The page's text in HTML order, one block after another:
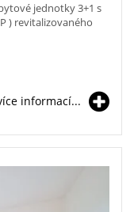
jednotky 3+1 s
) revitalizovaného
informací...